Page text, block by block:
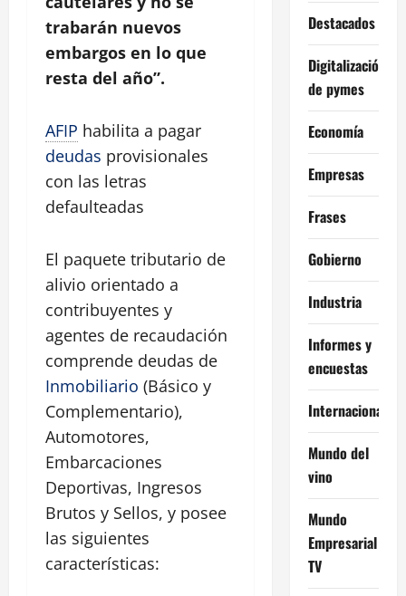
trabarán nuevos
embargos en lo que
resta del año”.
AFIP habilita a pagar
deudas provisionales
con las letras
defaulteadas
El paquete tributario de
alivio orientado a
contribuyentes y
agentes de recaudación
comprende deudas de
Inmobiliario (Básico y
Complementario),
Automotores,
Embarcaciones
Deportivas, Ingresos
Brutos y Sellos, y posee
las siguientes
características:
Destacados
Digitalización
de pymes
Economía
Empresas
Frases
Gobierno
Industria
Informes y
encuestas
Internacional
Mundo del
vino
Mundo
Empresarial
TV